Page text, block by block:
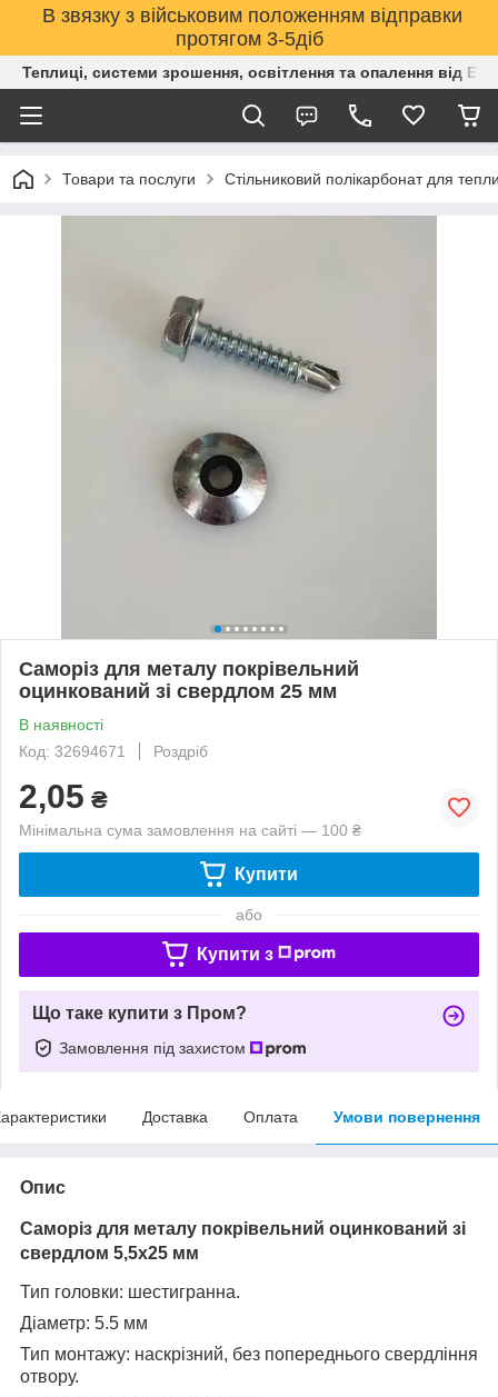
В звязку з військовим положенням відправки
протягом 3-5діб
Теплиці, системи зрошення, освітлення та опалення від
Товари та послуги Стільниковий полікарбонат для
Саморіз для металу покрівельний
оцинкований зі свердлом 25 мм
В наявності
Код: 32694671
Роздріб
2,05 ₴
Мінімальна сума замовлення на сайті — 100 ₴
Купити
або
Купити з
Що таке купити з Пром?
Замовлення під захистом
Доставка Оплата Умови повернення
Опис
Саморіз для металу покрівельний оцинкований зі
свердлом 5,5х25 мм
Тип головки: шестигранна.
Діаметр: 5.5 мм
Тип монтажу: наскрізний, без попереднього свердління
отвору.